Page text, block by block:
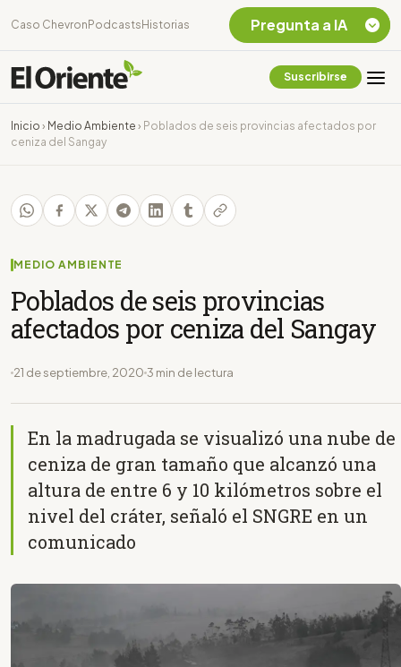
Caso Chevron Podcasts Historias
Suscribirse
Inicio › Medio Ambiente › Poblados de seis provincias afectados por
ceniza del Sangay
MEDIO AMBIENTE
Poblados de seis provincias
afectados por ceniza del Sangay
21 de septiembre, 2020 3 min de lectura
En la madrugada se visualizó una nube de
ceniza de gran tamaño que alcanzó una
altura de entre 6 y 10 kilómetros sobre el
nivel del cráter, señaló el SNGRE en un
comunicado
Pregunta a IA
Chevron Ecuador